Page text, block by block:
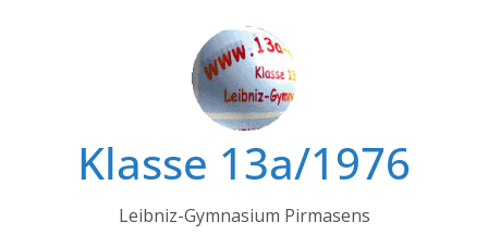
Klasse 13a/1976
Leibniz-Gymnasium Pirmasens